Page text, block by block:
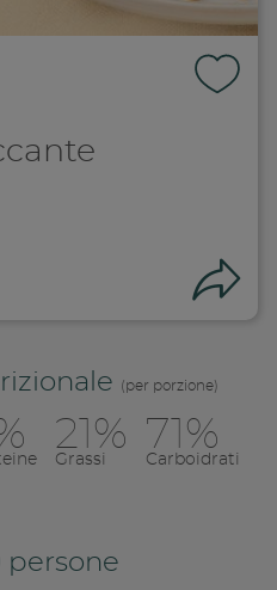
(per porzione)
21%
Grassi
71%
Carboidrati
persone